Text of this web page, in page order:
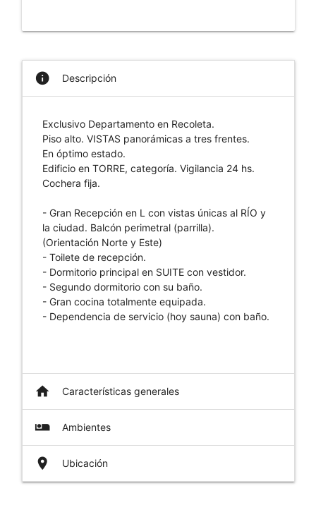
info Descripción
Exclusivo Departamento en Recoleta.
Piso alto. VISTAS panorámicas a tres frentes.
En óptimo estado.
Edificio en TORRE, categoría. Vigilancia 24 hs.
Cochera fija.
- Gran Recepción en L con vistas únicas al RÍO y
la ciudad. Balcón perimetral (parrilla).
(Orientación Norte y Este)
- Toilete de recepción.
- Dormitorio principal en SUITE con vestidor.
- Segundo dormitorio con su baño.
- Gran cocina totalmente equipada.
- Dependencia de servicio (hoy sauna) con baño.
home Características generales
airline_seat_individual_suite Ambientes
place Ubicación